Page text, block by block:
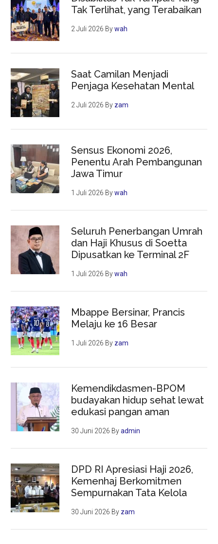
Tak Terlihat, yang Terabaikan
2 Juli 2026 Bywah
Saat Camilan Menjadi
Penjaga Kesehatan Mental
2 Juli 2026 By zam
Sensus Ekonomi 2026,
Penentu Arah Pembangunan
Jawa Timur
1 Juli 2026 Bywah
Seluruh Penerbangan Umrah
dan Haji Khusus di Soetta
Dipusatkan ke Terminal 2F
1 Juli 2026 Bywah
Mbappe Bersinar, Prancis
Melaju ke 16 Besar
1 Juli 2026 By zam
Kemendikdasmen-BPOM
budayakan hidup sehat lewat
edukasi pangan aman
30 Juni 2026 Byadmin
DPD RI Apresiasi Haji 2026,
Kemenhaj Berkomitmen
Sempurnakan Tata Kelola
30 Juni 2026 By zam